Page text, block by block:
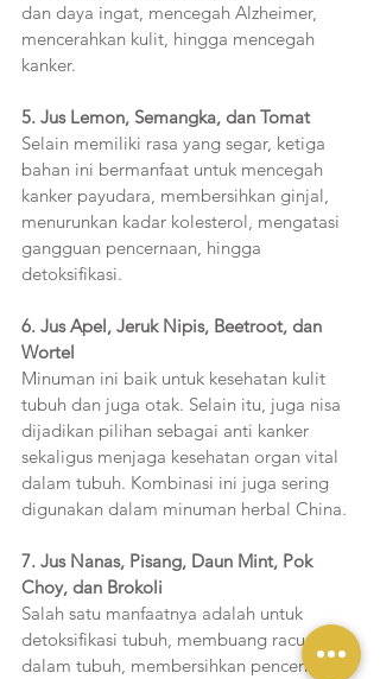
dan daya ingat, mencegah Alzheimer,
mencerahkan kulit, hingga mencegah
kanker.
5. Jus Lemon, Semangka, dan Tomat
Selain memiliki rasa yang segar, ketiga
bahan ini bermanfaat untuk mencegah
kanker payudara, membersihkan ginjal,
menurunkan kadar kolesterol, mengatasi
gangguan pencernaan, hingga
detoksifikasi.
6. Jus Apel, Jeruk Nipis, Beetroot, dan
Wortel
Minuman ini baik untuk kesehatan kulit
tubuh dan juga otak. Selain itu, juga nisa
dijadikan pilihan sebagai anti kanker
sekaligus menjaga kesehatan organ vital
dalam tubuh. Kombinasi ini juga sering
digunakan dalam minuman herbal China.
7. Jus Nanas, Pisang, Daun Mint, Pok
Choy, dan Brokoli
Salah satu manfaatnya adalah untuk
detoksifikasi tubuh, membuang racun
dalam tubuh, membersihkan pencernaan,